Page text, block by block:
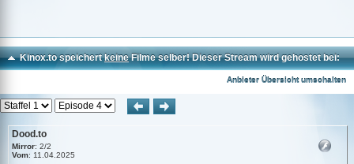
Kinox.to speichertkeineFilme selber! Dieser Stream wird gehostet bei:
Anbieter Übersicht umschalten
Dood.to
Mirror: 2/2
Vom: 11.04.2025